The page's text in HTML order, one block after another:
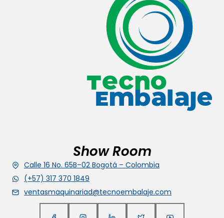
Show Room
Calle 16 No. 65B–02 Bogotá – Colombia
(+57) 317 370 1849
ventasmaquinariad@tecnoembalaje.com